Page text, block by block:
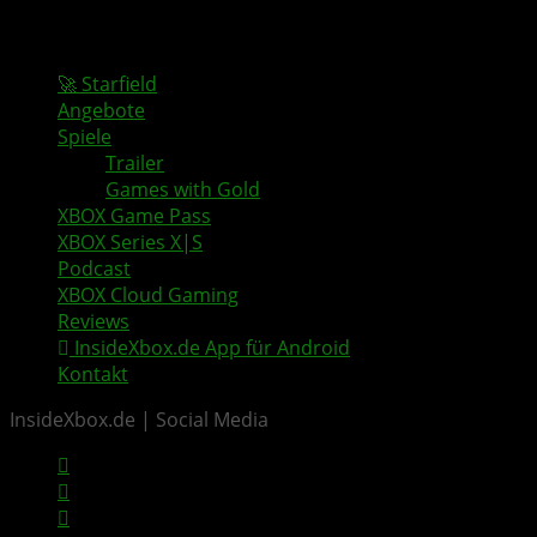
🚀 Starfield
Angebote
Spiele
Trailer
Games with Gold
XBOX Game Pass
XBOX Series X|S
Podcast
XBOX Cloud Gaming
Reviews
InsideXbox.de App für Android
Kontakt
InsideXbox.de | Social Media